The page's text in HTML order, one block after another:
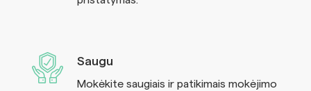
Saugu
Mokėkite saugiais ir patikimais mokėjimo